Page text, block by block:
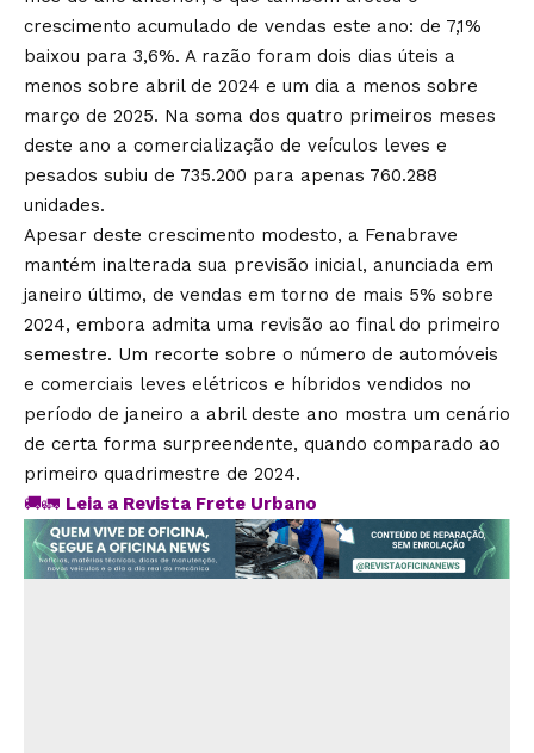
crescimento acumulado de vendas este ano: de 7,1%
baixou para 3,6%. A razão foram dois dias úteis a
menos sobre abril de 2024 e um dia a menos sobre
março de 2025. Na soma dos quatro primeiros meses
deste ano a comercialização de veículos leves e
pesados subiu de 735.200 para apenas 760.288
unidades.
Apesar deste crescimento modesto, a Fenabrave
mantém inalterada sua previsão inicial, anunciada em
janeiro último, de vendas em torno de mais 5% sobre
2024, embora admita uma revisão ao final do primeiro
semestre. Um recorte sobre o número de automóveis
e comerciais leves elétricos e híbridos vendidos no
período de janeiro a abril deste ano mostra um cenário
de certa forma surpreendente, quando comparado ao
primeiro quadrimestre de 2024.
🚚🚛 Leia a Revista Frete Urbano